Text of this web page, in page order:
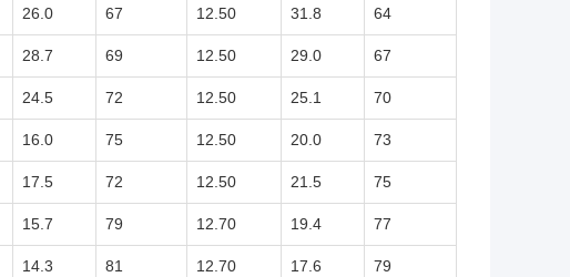
26.0 67 12.50 31.8 64
28.7 69 12.50 29.0 67
24.5 72 12.50 25.1 70
16.0 75 12.50 20.0 73
17.5 72 12.50 21.5 75
15.7 79 12.70 19.4 77
14.3 81 12.70 17.6 79